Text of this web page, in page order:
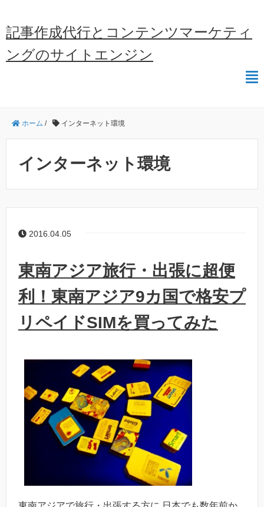
記事作成代行とコンテンツマーケティ
ングのサイトエンジン
ホーム / インターネット環境
インターネット環境
2016.04.05
東南アジア旅行・出張に超便
利！東南アジア9カ国で格安プ
リペイドSIMを買ってみた